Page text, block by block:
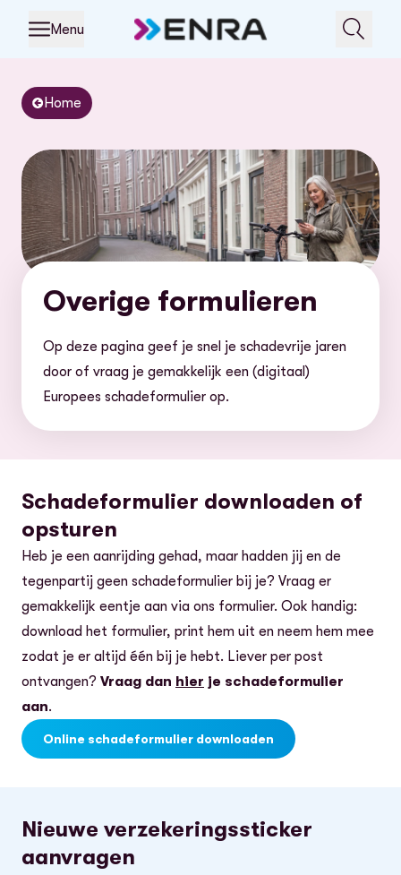
Menu
Home
Overige formulieren
Op deze pagina geef je snel je schadevrije jaren
door of vraag je gemakkelijk een (digitaal)
Europees schadeformulier op.
Schadeformulier downloaden of
opsturen
Heb je een aanrijding gehad, maar hadden jij en de
tegenpartij geen schadeformulier bij je? Vraag er
gemakkelijk eentje aan via ons formulier. Ook handig:
download het formulier, print hem uit en neem hem mee
zodat je er altijd één bij je hebt. Liever per post
ontvangen? Vraag dan hier je schadeformulier
aan.
Online schadeformulier downloaden
Nieuwe verzekeringssticker
aanvragen